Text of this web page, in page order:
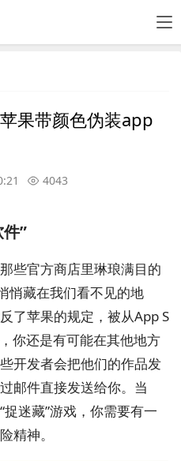
果带颜色伪装app
4043
”
些官方商店里琳琅满目的
悄藏在我们看不见的地
了苹果的规定，被从App S
你还是有可能在其他地方
开发者会把他们的作品发
邮件直接发送给你。当
迷藏”游戏，你需要有一
精神。